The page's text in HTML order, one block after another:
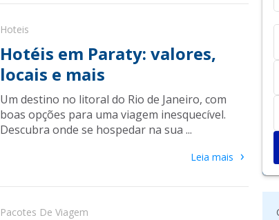
Hoteis
Hotéis em Paraty: valores,
locais e mais
Um destino no litoral do Rio de Janeiro, com
boas opções para uma viagem inesquecível.
Descubra onde se hospedar na sua ...
Leia mais ›
Pacotes De Viagem